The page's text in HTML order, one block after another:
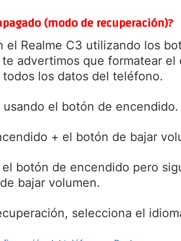
(modo de recuperación)?
Realme C3 utilizando los
advertimos que formatear
los datos del teléfono.
el botón de encendido.
+ el botón de bajar
botón de encendido pero
bajar volumen.
selecciona el